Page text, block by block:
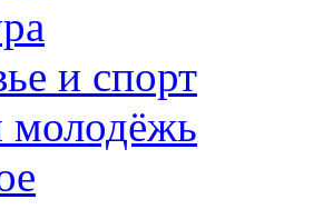
и спорт
молодёжь